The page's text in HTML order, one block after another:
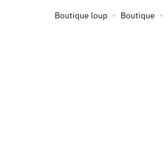
Boutique loup » Boutique »